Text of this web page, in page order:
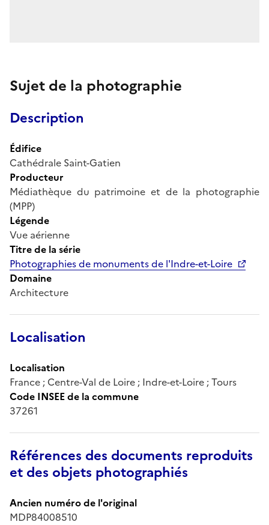
Sujet de la photographie
Description
Édifice
Cathédrale Saint-Gatien
Producteur
Médiathèque du patrimoine et de la photographie
(MPP)
Légende
Vue aérienne
Titre de la série
Photographies de monuments de l'Indre-et-Loire
Domaine
Architecture
Localisation
Localisation
France ; Centre-Val de Loire ; Indre-et-Loire ; Tours
Code INSEE de la commune
37261
Références des documents reproduits
et des objets photographiés
Ancien numéro de l'original
MDP84008510